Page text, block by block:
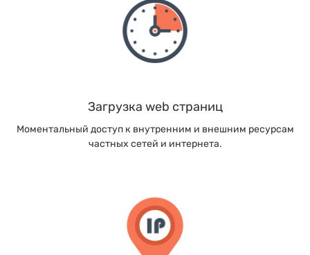
Загрузка web страниц
Моментальный доступ к внутренним и внешним ресурсам
частных сетей и интернета.